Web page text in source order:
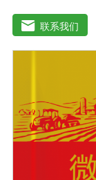
物激素、酸性物
物生长；并且能
物质，可以抑制
到促进植物生
苗壮。●增强植
旱、药害、盐
生长发育，叶片
增产提质。【适
薯、辣椒、番茄
意事项】1.本品
用，用过农药
联系我们